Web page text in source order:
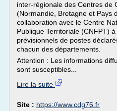
inter-régionale des Centres de
(Normandie, Bretagne et Pays
collaboration avec le Centre
Publique Territoriale (CNFPT)
prévisionnels de postes
chacun des départements.
Attention : Les informations
sont susceptibles...
Lire la suite
Site : https://www.cdg76.fr